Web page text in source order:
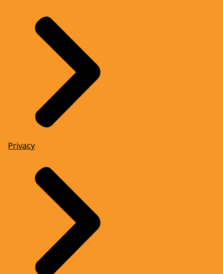
Privacy